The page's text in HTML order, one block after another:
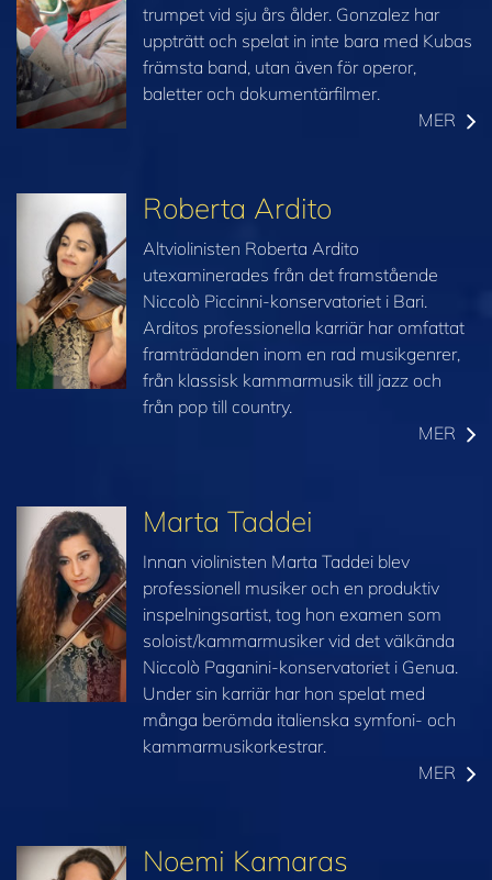
trumpet vid sju års ålder. Gonzalez har
uppträtt och spelat in inte bara med Kubas
främsta band, utan även för operor,
baletter och dokumentärfilmer.
MER
Roberta Ardito
Altviolinisten Roberta Ardito
utexaminerades från det framstående
Niccolò Piccinni-konservatoriet i Bari.
Arditos professionella karriär har omfattat
framträdanden inom en rad musikgenrer,
från klassisk kammarmusik till jazz och
från pop till country.
MER
Marta Taddei
Innan violinisten Marta Taddei blev
professionell musiker och en produktiv
inspelningsartist, tog hon examen som
soloist/kammarmusiker vid det välkända
Niccolò Paganini-konservatoriet i Genua.
Under sin karriär har hon spelat med
många berömda italienska symfoni- och
kammarmusikorkestrar.
MER
Noemi Kamaras